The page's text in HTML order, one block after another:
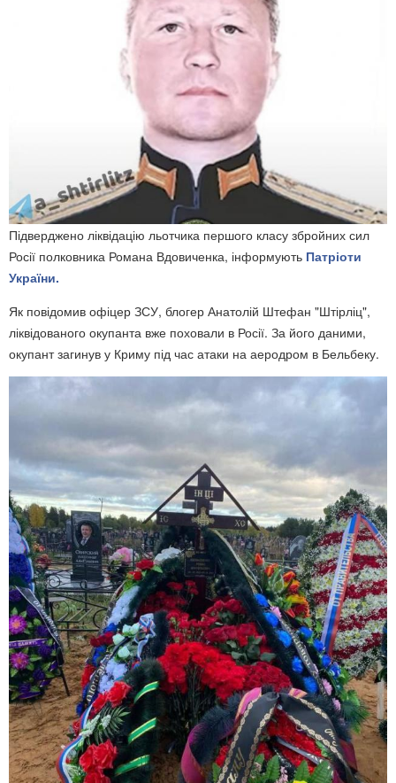
Підверджено ліквідацію льотчика першого класу збройних сил
Росії полковника Романа Вдовиченка, інформують Патріоти
України.
Як повідомив офіцер ЗСУ, блогер Анатолій Штефан "Штірліц",
ліквідованого окупанта вже поховали в Росії. За його даними,
окупант загинув у Криму під час атаки на аеродром в Бельбеку.